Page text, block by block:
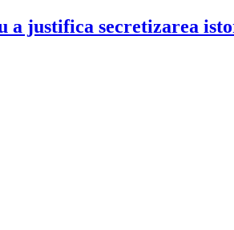
a justifica secretizarea